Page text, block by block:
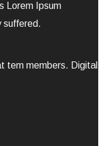
Lorem Ipsum
suffered.
tem members. Digital